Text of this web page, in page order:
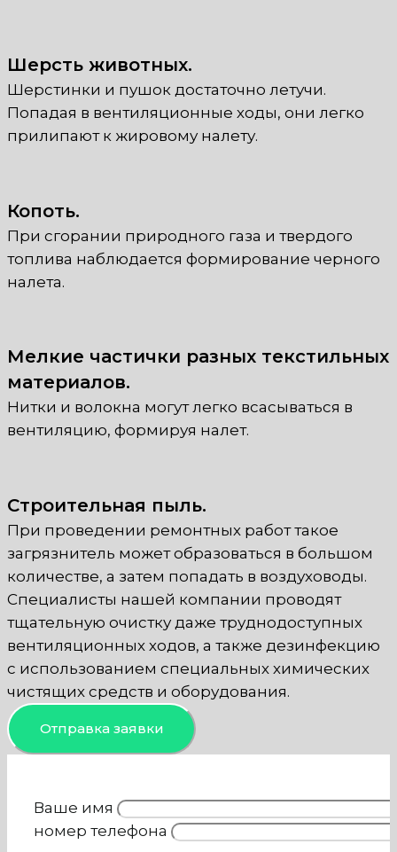
Шерсть животных.
Шерстинки и пушок достаточно летучи.
Попадая в вентиляционные ходы, они легко
прилипают к жировому налету.
Копоть.
При сгорании природного газа и твердого
топлива наблюдается формирование черного
налета.
Мелкие частички разных текстильных
материалов.
Нитки и волокна могут легко всасываться в
вентиляцию, формируя налет.
Строительная пыль.
При проведении ремонтных работ такое
загрязнитель может образоваться в большом
количестве, а затем попадать в воздуховоды.
Специалисты нашей компании проводят
тщательную очистку даже труднодоступных
вентиляционных ходов, а также дезинфекцию
с использованием специальных химических
чистящих средств и оборудования.
Отправка заявки
Ваше имя
номер телефона